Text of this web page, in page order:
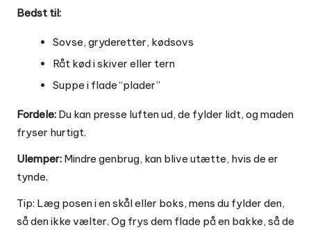
Bedst til:
Sovse, gryderetter, kødsovs
Råt kød i skiver eller tern
Suppe i flade “plader”
Fordele: Du kan presse luften ud, de fylder lidt, og maden
fryser hurtigt.
Ulemper: Mindre genbrug, kan blive utætte, hvis de er
tynde.
Tip: Læg posen i en skål eller boks, mens du fylder den,
så den ikke vælter. Og frys dem flade på en bakke, så de